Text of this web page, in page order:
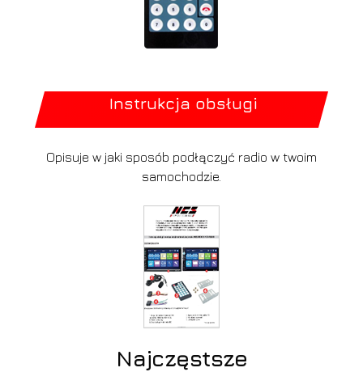
Instrukcja obsługi
Opisuje w jaki sposób podłączyć radio w twoim
samochodzie.
Najczęstsze